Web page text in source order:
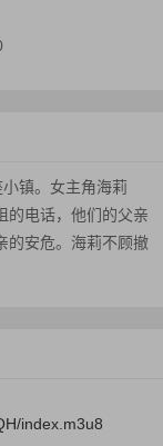
镇。女主角海莉
的电话，他们的父亲
的安危。海莉不顾撤
index.m3u8